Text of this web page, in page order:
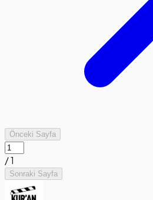
Önceki Sayfa
/1
Sonraki Sayfa